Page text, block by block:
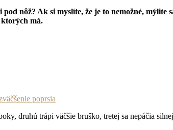
nôž? Ak si myslíte, že je to nemožné,
má.
poprsia
druhú trápi väčšie bruško, tretej sa nepáčia